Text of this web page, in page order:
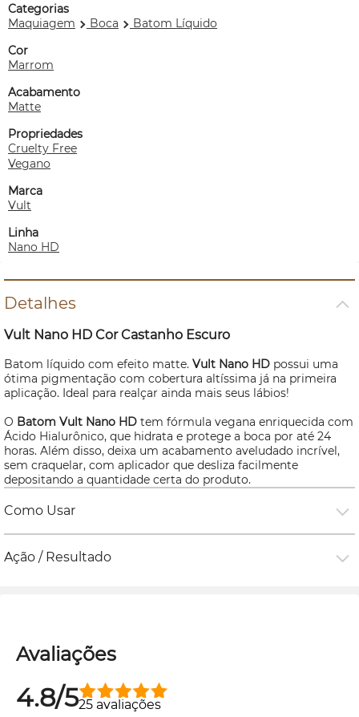
Categorias
Maquiagem
Boca
Batom Líquido
Cor
Marrom
Acabamento
Matte
Propriedades
Cruelty Free
Vegano
Marca
Vult
Linha
Nano HD
Detalhes
Vult Nano HD Cor Castanho Escuro
Batom líquido com efeito matte. Vult Nano HD possui uma
ótima pigmentação com cobertura altíssima já na primeira
aplicação. Ideal para realçar ainda mais seus lábios!
O Batom Vult Nano HD tem fórmula vegana enriquecida com
Ácido Hialurônico, que hidrata e protege a boca por até 24
horas. Além disso, deixa um acabamento aveludado incrível,
sem craquelar, com aplicador que desliza facilmente
depositando a quantidade certa do produto.
Como Usar
Ação / Resultado
Avaliações
4.8/525 avaliações